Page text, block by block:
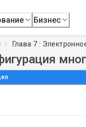
Бизнес
Глава 7 :